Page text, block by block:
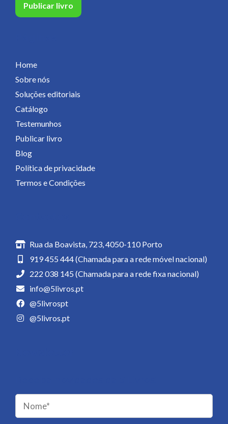
Publicar livro
Home
Sobre nós
Soluções editoriais
Catálogo
Testemunhos
Publicar livro
Blog
Política de privacidade
Termos e Condições
Rua da Boavista, 723, 4050-110 Porto
919 455 444 (Chamada para a rede móvel nacional)
222 038 145 (Chamada para a rede fixa nacional)
info@5livros.pt
@5livrospt
@5livros.pt